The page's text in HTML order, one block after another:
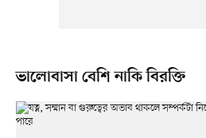
ভালোবাসা বেশি নাকি বিরক্তি